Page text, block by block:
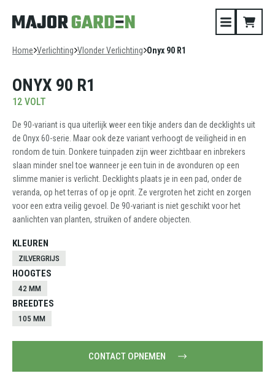
Home Verlichting Vlonder Verlichting Onyx 90 R1
ONYX 90 R1
12 VOLT
De 90-variant is qua uiterlijk weer een tikje anders dan de decklights uit
de Onyx 60-serie. Maar ook deze variant verhoogt de veiligheid in en
rondom de tuin. Donkere tuinpaden zijn weer zichtbaar en inbrekers
slaan minder snel toe wanneer je een tuin in de avonduren op een
slimme manier is verlicht. Decklights plaats je in een pad, onder de
veranda, op het terras of op je oprit. Ze vergroten het zicht en zorgen
voor een extra veilig gevoel. De 90-variant is niet geschikt voor het
aanlichten van planten, struiken of andere objecten.
KLEUREN
ZILVERGRIJS
HOOGTES
42 MM
BREEDTES
105 MM
CONTACT OPNEMEN